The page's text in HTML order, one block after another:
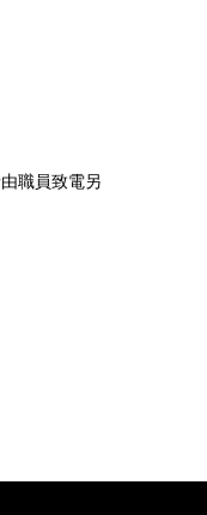
職員致電另